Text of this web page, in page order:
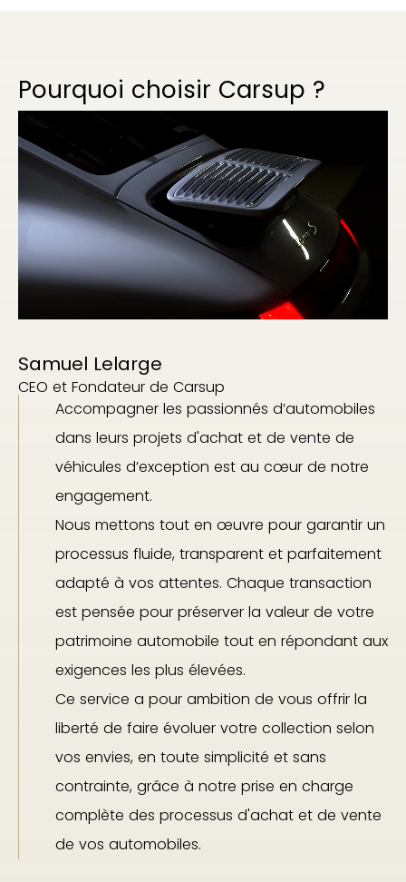
Pourquoi choisir Carsup ?
Samuel Lelarge
CEO et Fondateur de Carsup
Accompagner les passionnés d’automobiles
dans leurs projets d'achat et de vente de
véhicules d’exception est au cœur de notre
engagement.
Nous mettons tout en œuvre pour garantir un
processus fluide, transparent et parfaitement
adapté à vos attentes. Chaque transaction
est pensée pour préserver la valeur de votre
patrimoine automobile tout en répondant aux
exigences les plus élevées.
Ce service a pour ambition de vous offrir la
liberté de faire évoluer votre collection selon
vos envies, en toute simplicité et sans
contrainte, grâce à notre prise en charge
complète des processus d'achat et de vente
de vos automobiles.